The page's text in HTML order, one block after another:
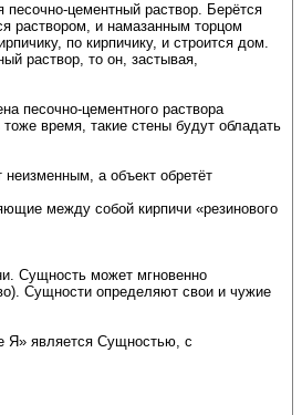
цементный раствор. Берётся
раствором, и намазанным торцом
по кирпичику, и строится дом.
раствор, то он, застывая,
песочно-цементного раствора
время, такие стены будут обладать
а объект обретёт
между собой кирпичи «резинового
Сущность может мгновенно
Сущности определяют свои и чужие
Я» является Сущностью, с